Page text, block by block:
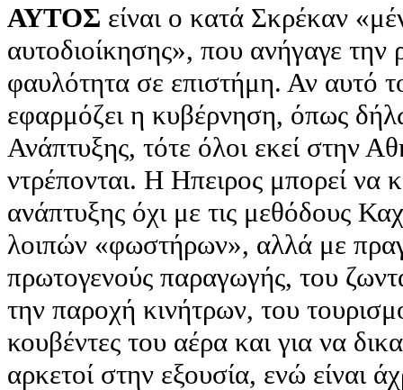
ΑΥΤΟΣ είναι ο κατά Σκρέκαν
αυτοδιοίκησης», που ανήγαγε την
φαυλότητα σε επιστήμη. Αν αυτό
εφαρμόζει η κυβέρνηση, όπως
Ανάπτυξης, τότε όλοι εκεί στην
ντρέπονται. Η Ηπειρος μπορεί να
ανάπτυξης όχι με τις μεθόδους
λοιπών «φωστήρων», αλλά με
πρωτογενούς παραγωγής, του
την παροχή κινήτρων, του
κουβέντες του αέρα και για να
αρκετοί στην εξουσία, ενώ είναι